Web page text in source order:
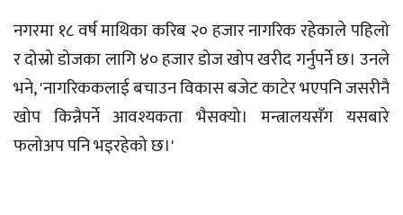
नगरमा १८ वर्ष माथिका करिब २० हजार नागरिक रहेकाले पहिलो
र दोस्रो डोजका लागि ४० हजार डोज खोप खरीद गर्नुपर्ने छ। उनले
भने, 'नागरिककलाई बचाउन विकास बजेट काटेर भएपनि जसरीनै
खोप किन्नैपर्ने आवश्यकता भैसक्यो। मन्त्रालयसँग यसबारे
फलोअप पनि भइरहेको छ।'